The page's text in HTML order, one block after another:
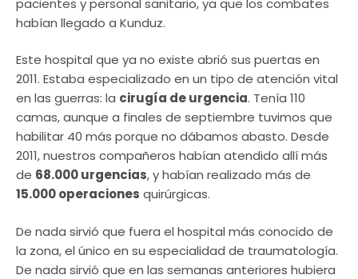
pacientes y personal sanitario, ya que los combates
habían llegado a Kunduz.
Este hospital que ya no existe abrió sus puertas en
2011. Estaba especializado en un tipo de atención vital
en las guerras: la cirugía de urgencia. Tenía 110
camas, aunque a finales de septiembre tuvimos que
habilitar 40 más porque no dábamos abasto. Desde
2011, nuestros compañeros habían atendido allí más
de 68.000 urgencias, y habían realizado más de
15.000 operaciones quirúrgicas.
De nada sirvió que fuera el hospital más conocido de
la zona, el único en su especialidad de traumatología.
De nada sirvió que en las semanas anteriores hubiera